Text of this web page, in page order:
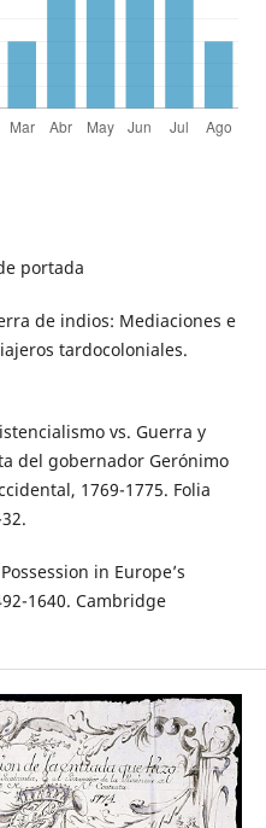
portada
de indios: Mediaciones e
tardocoloniales.
vs. Guerra y
del gobernador Gerónimo
1769-1775. Folia
in Europe’s
1640. Cambridge